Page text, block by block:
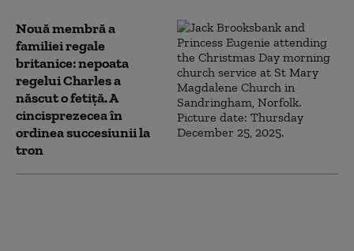
Nouă membră a
familiei regale
britanice: nepoata
regelui Charles a
născut o fetiță. A
cincisprezecea în
ordinea succesiunii la
tron